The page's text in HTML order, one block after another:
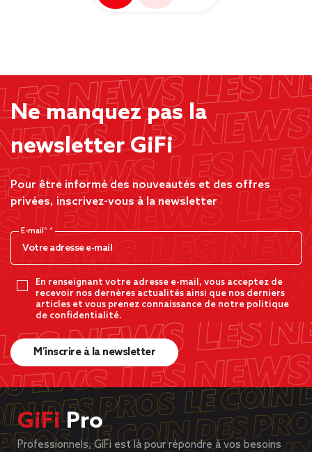
Ne manquez pas la
newsletter GiFi
Pour être informé des nouveautés et des offres
privées, inscrivez-vous à la newsletter
E-mail*
En renseignant votre adresse e-mail, vous acceptez de
recevoir nos dernères actualités ainsi que nos derniers
articles et vous prenez connaissance de notre politique
de confidentialité.
M’inscrire à la newsletter
GiFiPro
Professionnels, GiFi est là pour répondre à vos besoins